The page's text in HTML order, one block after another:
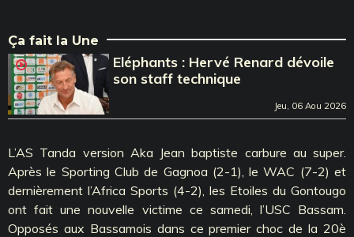
Ça fait la Une
Eléphants : Hervé Renard dévoile
son staff technique
Jeu, 06 Aou 2026
L’AS Tanda version Aka Jean baptiste carbure au super.
Après le Sporting Club de Gagnoa (2-1), le WAC (7-2) et
dernièrement l’Africa Sports (4-2), les Etoiles du Gontougo
ont fait une nouvelle victime ce samedi, l’USC Bassam.
Opposés aux Bassamois dans ce premier choc de la 20è